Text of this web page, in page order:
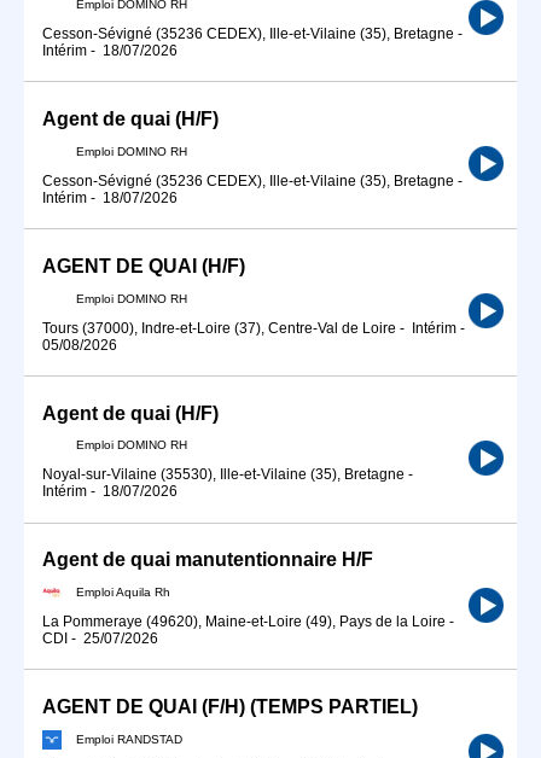
Emploi DOMINO RH
Cesson-Sévigné (35236 CEDEX), Ille-et-Vilaine (35), Bretagne -
Intérim - 18/07/2026
Agent de quai (H/F)
Emploi DOMINO RH
Cesson-Sévigné (35236 CEDEX), Ille-et-Vilaine (35), Bretagne -
Intérim - 18/07/2026
AGENT DE QUAI (H/F)
Emploi DOMINO RH
Tours (37000), Indre-et-Loire (37), Centre-Val de Loire - Intérim -
05/08/2026
Agent de quai (H/F)
Emploi DOMINO RH
Noyal-sur-Vilaine (35530), Ille-et-Vilaine (35), Bretagne -
Intérim - 18/07/2026
Agent de quai manutentionnaire H/F
Emploi Aquila Rh
La Pommeraye (49620), Maine-et-Loire (49), Pays de la Loire -
CDI - 25/07/2026
AGENT DE QUAI (F/H) (TEMPS PARTIEL)
Emploi RANDSTAD